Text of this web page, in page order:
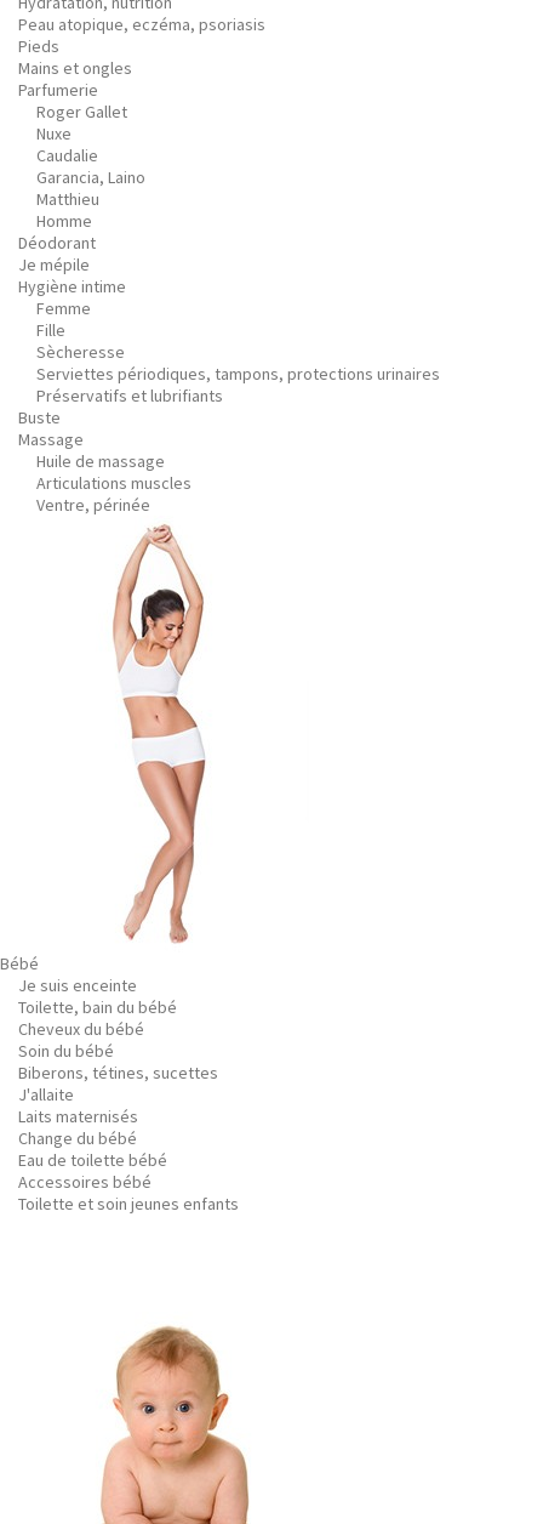
Peau atopique, eczéma, psoriasis
Pieds
Mains et ongles
Parfumerie
Roger Gallet
Nuxe
Caudalie
Garancia, Laino
Matthieu
Homme
Déodorant
Je mépile
Hygiène intime
Femme
Fille
Sècheresse
Serviettes périodiques, tampons, protections urinaires
Préservatifs et lubrifiants
Buste
Massage
Huile de massage
Articulations muscles
Ventre, périnée
Bébé
Je suis enceinte
Toilette, bain du bébé
Cheveux du bébé
Soin du bébé
Biberons, tétines, sucettes
J'allaite
Laits maternisés
Change du bébé
Eau de toilette bébé
Accessoires bébé
Toilette et soin jeunes enfants